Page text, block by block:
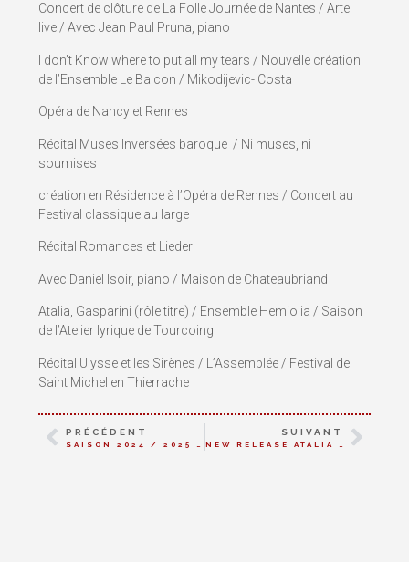
Concert de clôture de La Folle Journée de Nantes / Arte
live / Avec Jean Paul Pruna, piano
I don’t Know where to put all my tears / Nouvelle création
de l’Ensemble Le Balcon / Mikodijevic- Costa
Opéra de Nancy et Rennes
Récital Muses Inversées baroque / Ni muses, ni
soumises
création en Résidence à l’Opéra de Rennes / Concert au
Festival classique au large
Récital Romances et Lieder
Avec Daniel Isoir, piano / Maison de Chateaubriand
Atalia, Gasparini (rôle titre) / Ensemble Hemiolia / Saison
de l’Atelier lyrique de Tourcoing
Récital Ulysse et les Sirènes / L’Assemblée / Festival de
Saint Michel en Thierrache
PRÉCÉDENT SUIVANT